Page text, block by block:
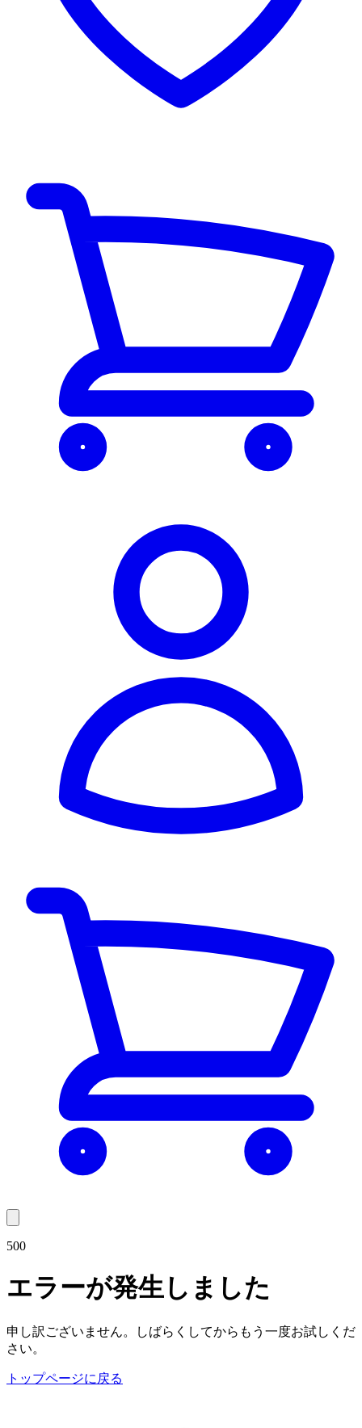
500
エラーが発生しました
申し訳ございません。しばらくしてからもう一度お試しくだ
さい。
トップページに戻る